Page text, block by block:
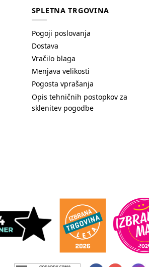
SPLETNA TRGOVINA
Pogoji poslovanja
Dostava
Vračilo blaga
Menjava velikosti
Pogosta vprašanja
Opis tehničnih postopkov za
sklenitev pogodbe